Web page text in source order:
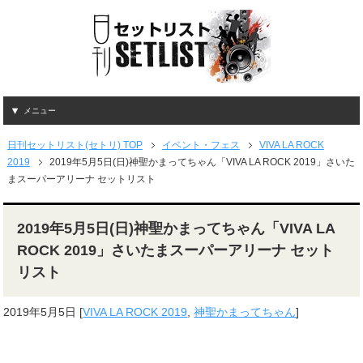
メニュー
日刊セットリスト(セトリ) TOP イベント・フェス
VIVA LA ROCK
2019
2019年5月5日(日)神聖かまってちゃん「VIVA LA ROCK 2019」さいた
まスーパーアリーナ セットリスト
2019年5月5日(日)神聖かまってちゃん「VIVA LA
ROCK 2019」さいたまスーパーアリーナ セット
リスト
2019年5月5日 [VIVA LA ROCK 2019,神聖かまってちゃん]